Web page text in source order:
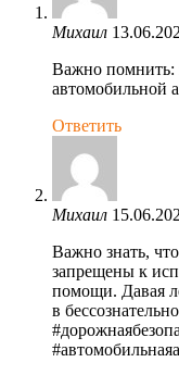
Михаил
Важно помнить:
автомобильной
Ответить
Михаил
Важно знать,
запрещены к
помощи. Давая
в